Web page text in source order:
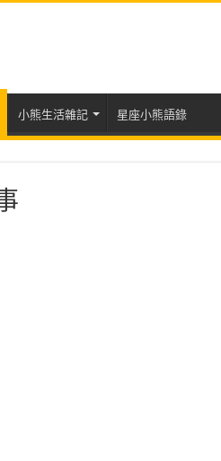
小熊生活雜記 星座小熊語錄